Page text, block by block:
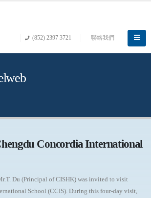
(852) 2397 3721 聯絡我們
Concordia International
Du (Principal of CISHK) was invited to visit
School (CCIS). During this four-day visit,